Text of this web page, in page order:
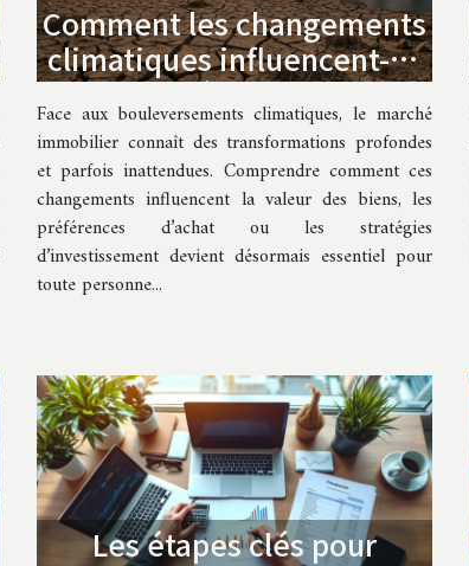
Comment les changements
climatiques influencent-ils
le marché immobilier ?
Face aux bouleversements climatiques, le marché
immobilier connaît des transformations profondes
et parfois inattendues. Comprendre comment ces
changements influencent la valeur des biens, les
préférences d’achat ou les stratégies
d’investissement devient désormais essentiel pour
toute personne...
Les étapes clés pour